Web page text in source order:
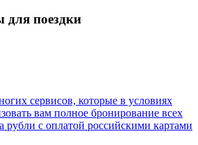
для поездки
сервисов, которые в условиях
вам полное бронирование всех
рубли с оплатой российскими картами